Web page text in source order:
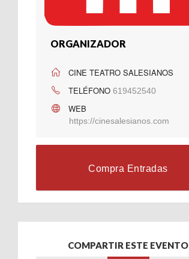
ORGANIZADOR
CINE TEATRO SALESIANOS
TELÉFONO 619452540
WEB
https://cinesalesianos.com
Compra Entradas
COMPARTIR ESTE EVENTO